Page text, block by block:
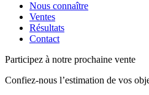
Nous connaître
Ventes
Résultats
Contact
Participez à notre prochaine vente
Confiez-nous l’estimation de vos